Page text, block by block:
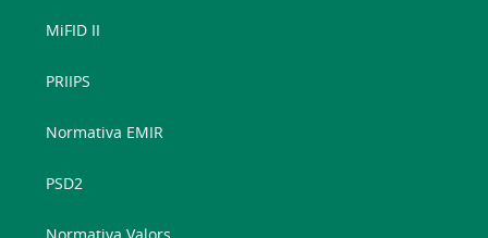
MiFID II
PRIIPS
Normativa EMIR
PSD2